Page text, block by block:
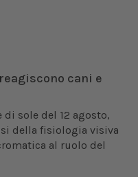
cani e
di sole del 12 agosto,
della fisiologia visiva
al ruolo del